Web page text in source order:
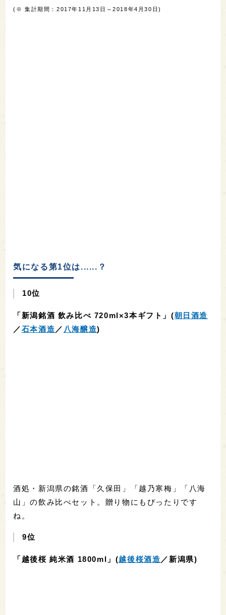
(※ 集計期間：2017年11月13日～2018年4月30日)
気になる第1位は......？
10位
「新潟銘酒 飲み比べ 720ml×3本ギフト」(朝日酒造
／石本酒造 ／ 八海醸造)
酒処・新潟県の銘酒「久保田」「越乃寒梅」「八海
山」の飲み比べセット。贈り物にもぴったりです
ね。
9位
「越後桜 純米酒 1800ml」(越後桜酒造 ／新潟県)